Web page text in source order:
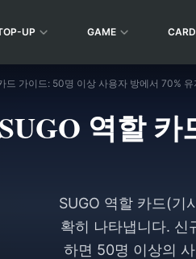
UP GAME CARD
드 가이드: 50명 이상 사용자 방에서 70% 유
SUGO 역할
SUGO 역할 카드(기
확히 나타냅니다. 신
하면 50명 이상의